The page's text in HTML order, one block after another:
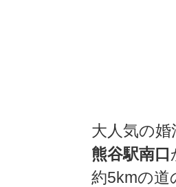
大人気の
熊谷駅南口
約5kmの道